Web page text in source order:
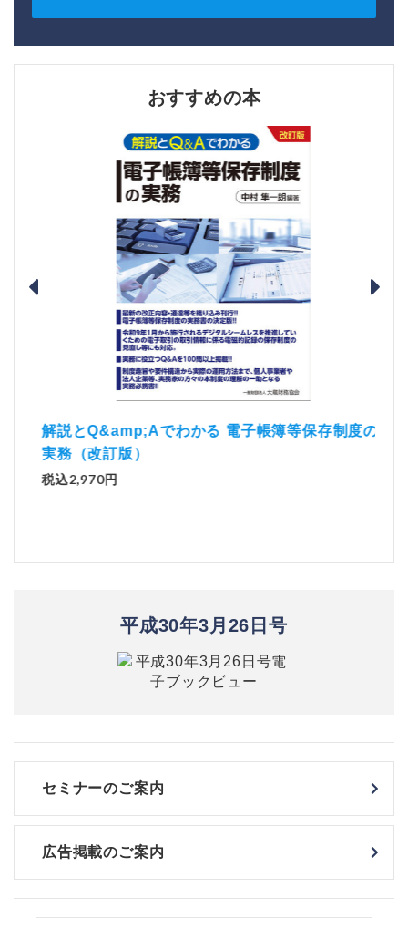
おすすめの本
解説とQ&amp;Aでわかる 電子帳簿等保存制度の
実務（改訂版）
税込2,970円
平成30年3月26日号
セミナーのご案内
広告掲載のご案内